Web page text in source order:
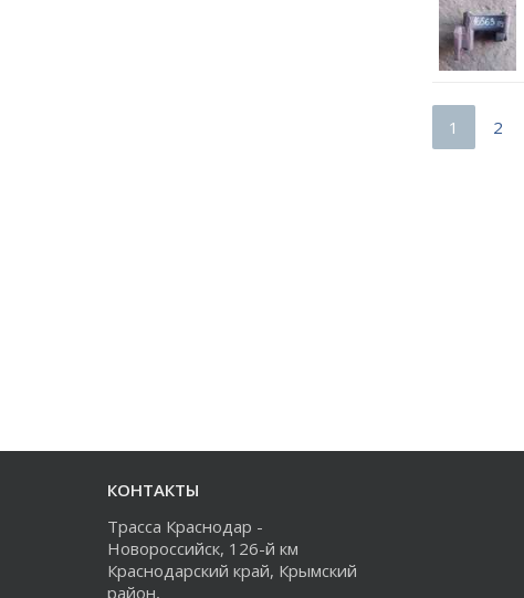
1 2
КОНТАКТЫ
Трасса Краснодар -
Новороссийск, 126-й км
Краснодарский край, Крымский
район,